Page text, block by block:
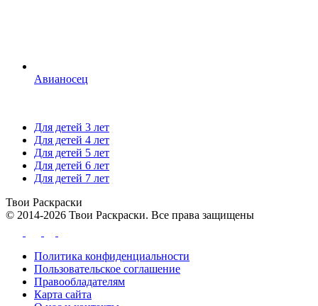
Авианосец
Для детей 3 лет
Для детей 4 лет
Для детей 5 лет
Для детей 6 лет
Для детей 7 лет
Твои Раскраски
© 2014-2026 Твои Раскраски. Все права защищены
Политика конфиденциальности
Пользовательское соглашение
Правообладателям
Карта сайта